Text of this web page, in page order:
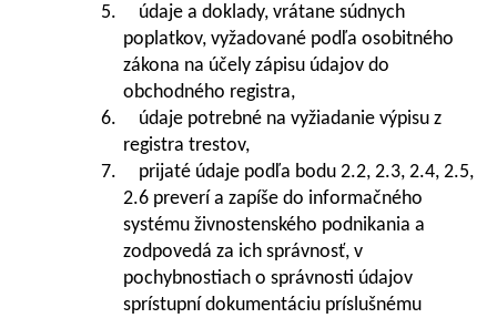
5. údaje a doklady, vrátane súdnych
poplatkov, vyžadované podľa osobitného
zákona na účely zápisu údajov do
obchodného registra,
6. údaje potrebné na vyžiadanie výpisu z
registra trestov,
7. prijaté údaje podľa bodu 2.2, 2.3, 2.4, 2.5,
2.6 preverí a zapíše do informačného
systému živnostenského podnikania a
zodpovedá za ich správnosť, v
pochybnostiach o správnosti údajov
sprístupní dokumentáciu príslušnému